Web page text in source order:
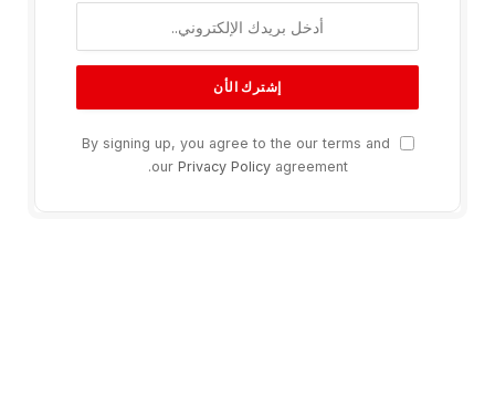
By signing up, you agree to the our terms and
our Privacy Policyagreement.